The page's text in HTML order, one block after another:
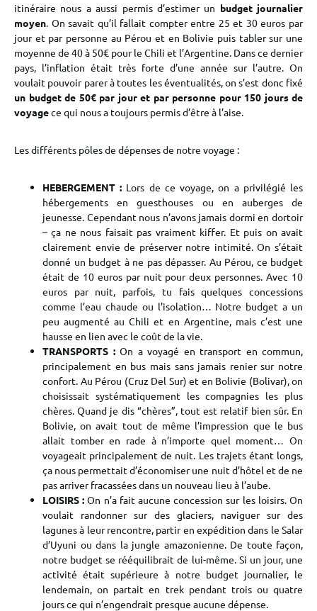
itinéraire nous a aussi permis d’estimer un budget journalier
moyen. On savait qu’il fallait compter entre 25 et 30 euros par
jour et par personne au Pérou et en Bolivie puis tabler sur une
moyenne de 40 à 50€ pour le Chili et l’Argentine. Dans ce dernier
pays, l’inflation était très forte d’une année sur l’autre. On
voulait pouvoir parer à toutes les éventualités, on s’est donc fixé
un budget de 50€ par jour et par personne pour 150 jours de
voyagece qui nous a toujours permis d’être à l’aise.
Les différents pôles de dépenses de notre voyage :
HEBERGEMENT : Lors de ce voyage, on a privilégié les
hébergements en guesthouses ou en auberges de
jeunesse. Cependant nous n’avons jamais dormi en dortoir
– ça ne nous faisait pas vraiment kiffer. Et puis on avait
clairement envie de préserver notre intimité. On s’était
donné un budget à ne pas dépasser. Au Pérou, ce budget
était de 10 euros par nuit pour deux personnes. Avec 10
euros par nuit, parfois, tu fais quelques concessions
comme l’eau chaude ou l’isolation… Notre budget a un
peu augmenté au Chili et en Argentine, mais c’est une
hausse en lien avec le coût de la vie.
TRANSPORTS :On a voyagé en transport en commun,
principalement en bus mais sans jamais renier sur notre
confort. Au Pérou (Cruz Del Sur) et en Bolivie (Bolivar), on
choisissait systématiquement les compagnies les plus
chères. Quand je dis “chères”, tout est relatif bien sûr. En
Bolivie, on avait tout de même l’impression que le bus
allait tomber en rade à n’importe quel moment… On
voyageait principalement de nuit. Les trajets étant longs,
ça nous permettait d’économiser une nuit d’hôtel et de ne
pas arriver fracassées dans un nouveau lieu à l’aube.
LOISIRS : On n’a fait aucune concession sur les loisirs. On
voulait randonner sur des glaciers, naviguer sur des
lagunes à leur rencontre, partir en expédition dans le Salar
d’Uyuni ou dans la jungle amazonienne. De toute façon,
notre budget se rééquilibrait de lui-même. Si un jour, une
activité était supérieure à notre budget journalier, le
lendemain, on partait en trek pendant trois ou quatre
jours ce qui n’engendrait presque aucune dépense.